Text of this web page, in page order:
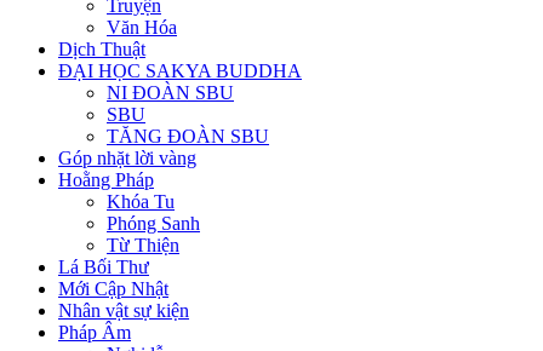
Truyện
Văn Hóa
Dịch Thuật
ĐẠI HỌC SAKYA BUDDHA
NI ĐOÀN SBU
SBU
TĂNG ĐOÀN SBU
Góp nhặt lời vàng
Hoằng Pháp
Khóa Tu
Phóng Sanh
Từ Thiện
Lá Bối Thư
Mới Cập Nhật
Nhân vật sự kiện
Pháp Âm